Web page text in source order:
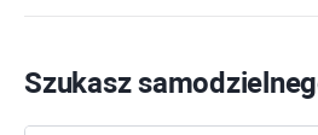
Szukasz